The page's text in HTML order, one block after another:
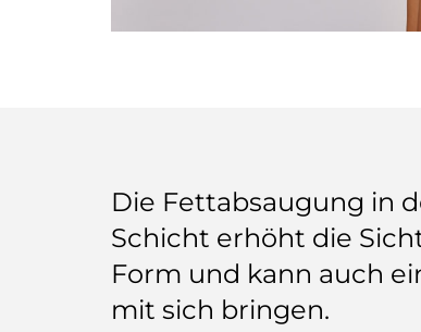
Die Fettabsaugung in
Schicht erhöht die
Form und kann auch
mit sich bringen.